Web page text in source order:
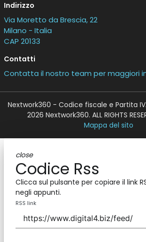
Indirizzo
Via Moretto da Brescia, 22
Milano - Italia
CAP 20133
Contatti
Contatta il nostro team per maggiori
Nextwork360 - Codice fiscale e Partita
2026 Nextwork360. ALL RIGHTS
Mappa del sito
close
Codice Rss
Clicca sul pulsante per copiare il link
negli appunti.
RSS link